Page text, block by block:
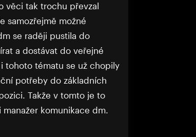
věci tak trochu převzal
samozřejmě možné
se raději pustila do
a dostávat do veřejné
tohoto tématu se už chopily
potřeby do základních
Takže v tomto je to
komunikace dm.